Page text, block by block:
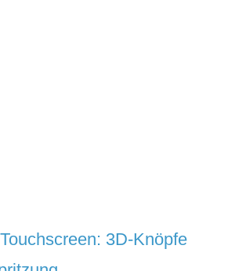
3D-Knöpfe